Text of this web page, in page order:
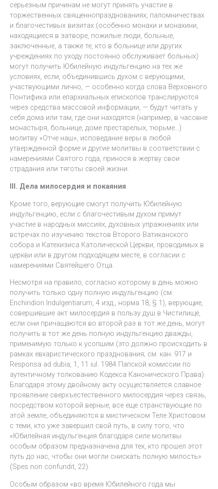
серьезным причинам не могут принять участие в
торжественных священнопразднованиях, паломничествах
и благочестивых визитах (особенно монахи и монахини,
находящиеся в затворе, пожилые люди, больные,
заключенные, а также те, кто в больнице или других
учреждениях по уходу постоянно обслуживает больных)
могут получить Юбилейную индульгенцию на тех же
условиях, если, объединившись духом с верующими,
участвующими лично, — особенно когда слова Верховного
Понтифика или епархиальных епископов транслируются
через средства массовой информации, — будут читать у
себя дома или там, где они находятся (например, в часовне
монастыря, больнице, доме престарелых, тюрьме…)
молитву «Отче наш», исповедание веры в любой
утвержденной форме и другие молитвы в соответствии с
намерениями Святого года, принося в жертву свои
страдания или тяготы своей жизни.
III. Дела милосердия и покаяния
Кроме того, верующие смогут получить Юбилейную
индульгенцию, если с благочестивым духом примут
участие в народных миссиях, духовных упражнениях или
встречах по изучению текстов Второго Ватиканского
собора и Катехизиса Католической Церкви, проводимых в
церкви или в другом подходящем месте, в согласии с
намерениями Святейшего Отца.
Несмотря на правило, согласно которому в день можно
получить только одну полную индульгенцию (см.
Enchiridion Indulgentiarum, 4 изд., норма 18, § 1), верующие,
совершившие акт милосердия в пользу душ в Чистилище,
если они причащаются во второй раз в тот же день, могут
получить в тот же день полную индульгенцию дважды,
применимую только к усопшим (это должно происходить в
рамках евхаристического празднования; см. кан. 917 и
Responsa ad dubia, 1, 11 iul. 1984 Папской комиссии по
аутентичному толкованию Кодекса Канонического Права).
Благодаря этому двойному акту осуществляется славное
проявление сверхъестественного милосердия через связь,
посредством которой верные, все еще странствующие по
этой земле, объединяются в мистическом Теле Христовом
с теми, кто уже завершил свой путь, в силу того, что
«Юбилейная индульгенция благодаря силе молитвы
особым образом предназначена для тех, кто прошел этот
путь до нас, чтобы они могли снискать полную милость»
(Spes non confundit, 22).
Особым образом «во время Юбилейного года мы